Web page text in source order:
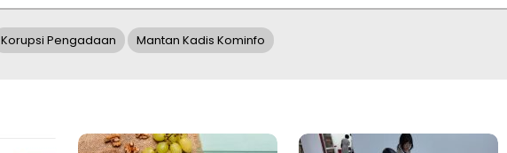
Korupsi Pengadaan Mantan Kadis Kominfo